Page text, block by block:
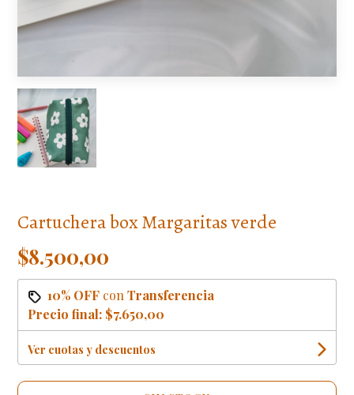
Cartuchera box Margaritas verde
$8.500,00
10% OFF conTransferencia
Precio final: $7.650,00
Ver cuotas y descuentos